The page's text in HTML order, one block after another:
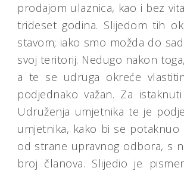
prodajom ulaznica, kao i bez
trideset godina. Slijedom tih
stavom; iako smo možda do
svoj teritorij. Nedugo nakon
a te se udruga okreće
podjednako važan. Za
Udruženja umjetnika te je
umjetnika, kako bi se
od strane upravnog odbora, s
broj članova. Slijedio je